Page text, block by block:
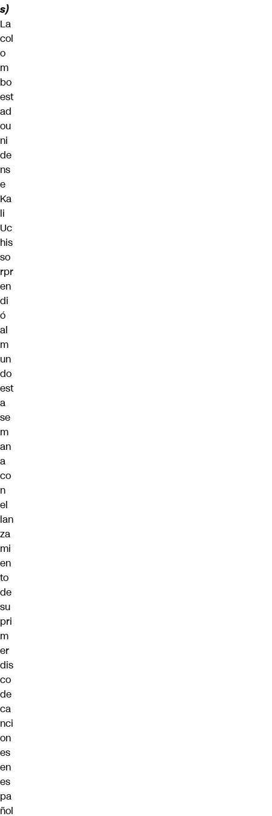
s)
La
col
o
m
bo
est
ad
ou
ni
de
ns
e
Ka
li
Uc
his
so
rpr
en
di
ó
al
m
un
do
est
a
se
m
an
a
co
n
el
lan
za
mi
en
to
de
su
pri
m
er
dis
co
de
ca
nci
on
es
en
es
pa
ñol